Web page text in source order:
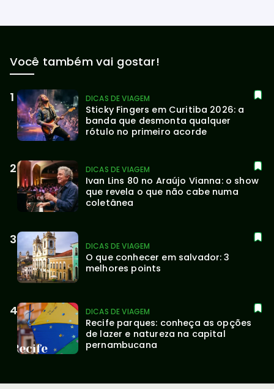
Você também vai gostar!
DICAS DE VIAGEM
Sticky Fingers em Curitiba 2026: a
banda que desmonta qualquer
rótulo no primeiro acorde
DICAS DE VIAGEM
Ivan Lins 80 no Araújo Vianna: o show
que revela o que não cabe numa
coletânea
DICAS DE VIAGEM
O que conhecer em salvador: 3
melhores points
DICAS DE VIAGEM
Recife parques: conheça as opções
de lazer e natureza na capital
pernambucana